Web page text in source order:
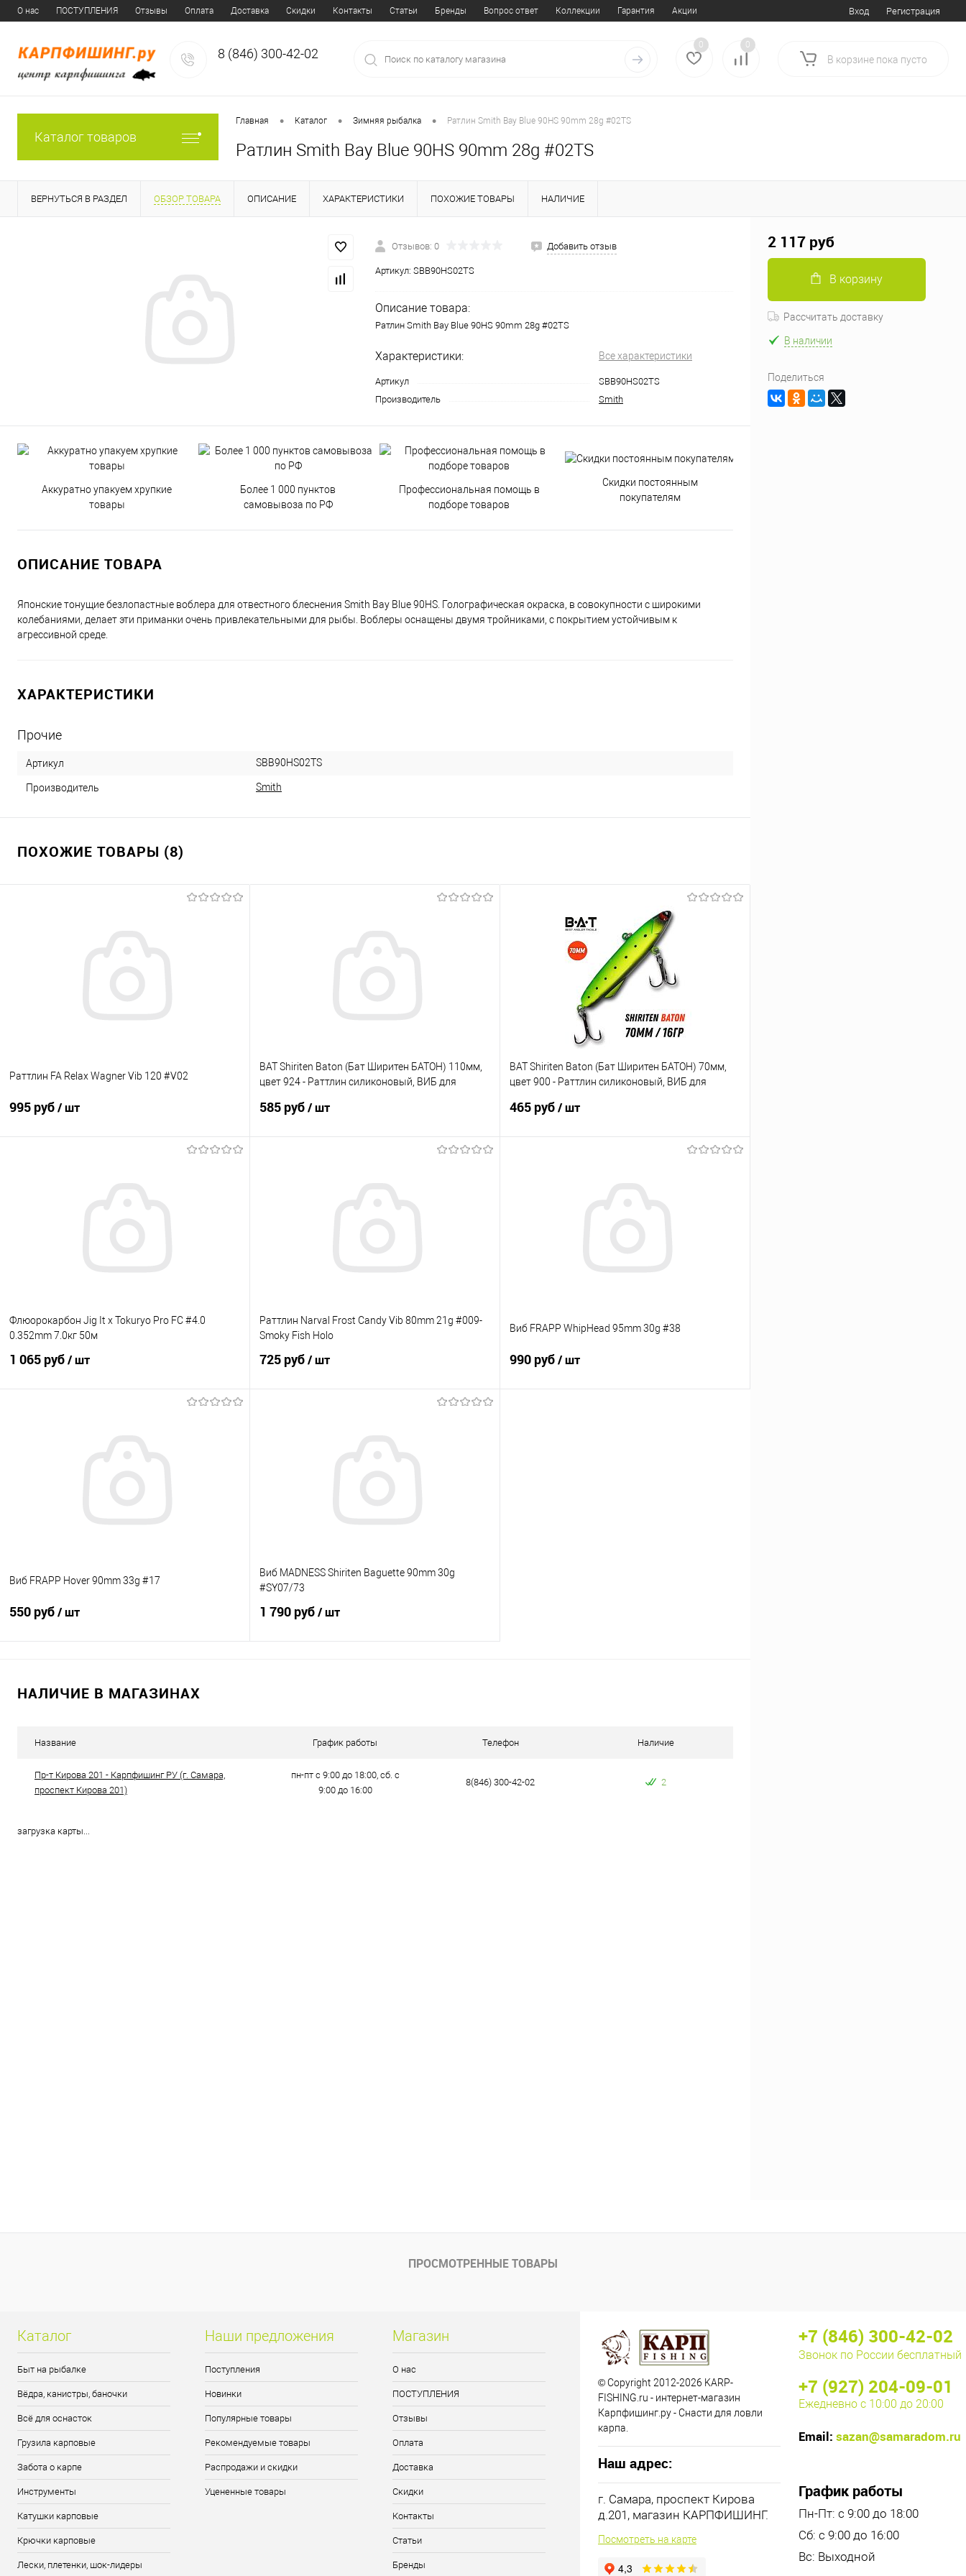
О нас ПОСТУПЛЕНИЯ Отзывы Оплата Доставка Скидки Контакты Статьи Бренды Вопрос ответ Коллекции Гарантия Акции Вход Регистрация
8 (846) 300-42-02
0 0
В корзине пока пусто
Каталог товаров
Главная • Каталог • Зимняя рыбалка • Ратлин Smith Bay Blue 90HS 90mm 28g #02TS
Ратлин Smith Bay Blue 90HS 90mm 28g #02TS
ВЕРНУТЬСЯ В РАЗДЕЛ ОБЗОР ТОВАРА ОПИСАНИЕ ХАРАКТЕРИСТИКИ ПОХОЖИЕ ТОВАРЫ НАЛИЧИЕ
Отзывов: 0 Добавить отзыв
Артикул: SBB90HS02TS
Описание товара:
Ратлин Smith Bay Blue 90HS 90mm 28g #02TS
Характеристики: Все характеристики
Артикул
SBB90HS02TS
Производитель
Smith
Аккуратно упакуем хрупкие
товары
Более 1 000 пунктов
самовывоза по РФ
Профессиональная помощь в
подборе товаров
Скидки постоянным
покупателям
ОПИСАНИЕ ТОВАРА
Японские тонущие безлопастные воблера для отвестного блеснения Smith Bay Blue 90HS. Голографическая окраска, в совокупности с широкими
колебаниями, делает эти приманки очень привлекательными для рыбы. Воблеры оснащены двумя тройниками, с покрытием устойчивым к
агрессивной среде.
ХАРАКТЕРИСТИКИ
Прочие
Артикул SBB90HS02TS
Производитель Smith
ПОХОЖИЕ ТОВАРЫ (8)
Раттлин FA Relax Wagner Vib 120 #V02
995 руб/ шт
BAT Shiriten Baton (Бат Ширитен БАТОН) 110мм,
цвет 924 - Раттлин силиконовый, ВИБ для
585 руб/ шт
BAT Shiriten Baton (Бат Ширитен БАТОН) 70мм,
цвет 900 - Раттлин силиконовый, ВИБ для
465 руб/ шт
Флюорокарбон Jig It x Tokuryo Pro FC #4.0
0.352mm 7.0кг 50м
1 065 руб/ шт
Раттлин Narval Frost Candy Vib 80mm 21g #009-
Smoky Fish Holo
725 руб/ шт
Виб FRAPP WhipHead 95mm 30g #38
990 руб/ шт
Виб FRAPP Hover 90mm 33g #17
550 руб/ шт
Виб MADNESS Shiriten Baguette 90mm 30g
#SY07/73
1 790 руб/ шт
НАЛИЧИЕ В МАГАЗИНАХ
Название График работы Телефон Наличие
Пр-т Кирова 201 - Карпфишинг РУ (г. Самара,
проспект Кирова 201)
пн-пт с 9:00 до 18:00, сб. с
9:00 до 16:00
8(846) 300-42-02 2
загрузка карты...
2 117 руб
В корзину
Рассчитать доставку
В наличии
Поделиться
ПРОСМОТРЕННЫЕ ТОВАРЫ
Каталог
Быт на рыбалке
Вёдра, канистры, баночки
Всё для оснасток
Грузила карповые
Забота о карпе
Инструменты
Катушки карповые
Крючки карповые
Лески, плетенки, шок-лидеры
Наши предложения
Поступления
Новинки
Популярные товары
Рекомендуемые товары
Распродажи и скидки
Уцененные товары
Магазин
О нас
ПОСТУПЛЕНИЯ
Отзывы
Оплата
Доставка
Скидки
Контакты
Статьи
Бренды
© Copyright 2012-2026 KARP-
FISHING.ru - интернет-магазин
Карпфишинг.ру - Снасти для ловли
карпа.
Наш адрес:
г. Самара, проспект Кирова
д.201, магазин КАРПФИШИНГ.
Посмотреть на карте
+7 (846) 300-42-02
Звонок по России бесплатный
+7 (927) 204-09-01
Ежедневно с 10:00 до 20:00
Email: sazan@samaradom.ru
График работы
Пн-Пт: с 9:00 до 18:00
Сб: с 9:00 до 16:00
Вс: Выходной